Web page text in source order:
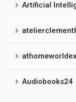
Artificial
Audiobooks24